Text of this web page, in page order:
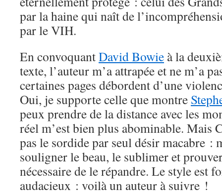
par la haine qui naît de
par le VIH.
En convoquantDavid Bowie à la
texte, l’auteur m’a attrapée et ne m’a
certaines pages débordent d’une
Oui, je supporte celle que montre
peux prendre de la distance avec les
réel m’est bien plus abominable. Mais
pas le sordide par seul désir macabre :
souligner le beau, le sublimer et
nécessaire de le répandre. Le style est
audacieux : voilà un auteur à suivre !